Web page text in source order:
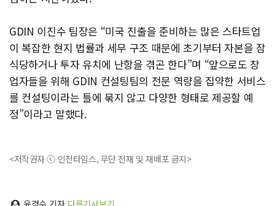
GDIN 이진수 팀장은 “미국 진출을 준비하는 많은 스타트업
이 복잡한 현지 법률과 세무 구조 때문에 초기부터 자본을 잠
식당하거나 투자 유치에 난항을 겪곤 한다”며 “앞으로도 창
업자들을 위해 GDIN 컨설팅팀의 전문 역량을 집약한 서비스
를 컨설팅이라는 틀에 묶지 않고 다양한 형태로 제공할 예
정”이라고 말했다.
<저작권자 ⓒ 인천타임스, 무단 전재 및 재배포 금지>
윤경수 기자 다른기사보기